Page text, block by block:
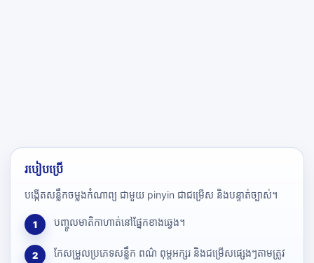
របៀបប្រើ
បង្កើតសន្លឹកចម្លងកំណាព្យ ជាមួយ pinyin ជាជម្រើស និងបន្ទាត់ច្បាស់។
1 បញ្ចូលមាតិកាហាត់នៅផ្នែកខាងឆ្វេង។
2
កែសម្រួលប្រភេទសន្លឹក ពណ៌ ពុម្ពអក្សរ និងជម្រើសផ្សេងៗតាមត្រូវ